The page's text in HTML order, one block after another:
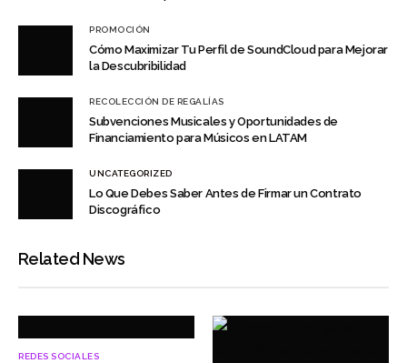
PROMOCIÓN
Cómo Maximizar Tu Perfil de SoundCloud para Mejorar
la Descubribilidad
RECOLECCIÓN DE REGALÍAS
Subvenciones Musicales y Oportunidades de
Financiamiento para Músicos en LATAM
UNCATEGORIZED
Lo Que Debes Saber Antes de Firmar un Contrato
Discográfico
Related News
REDES SOCIALES